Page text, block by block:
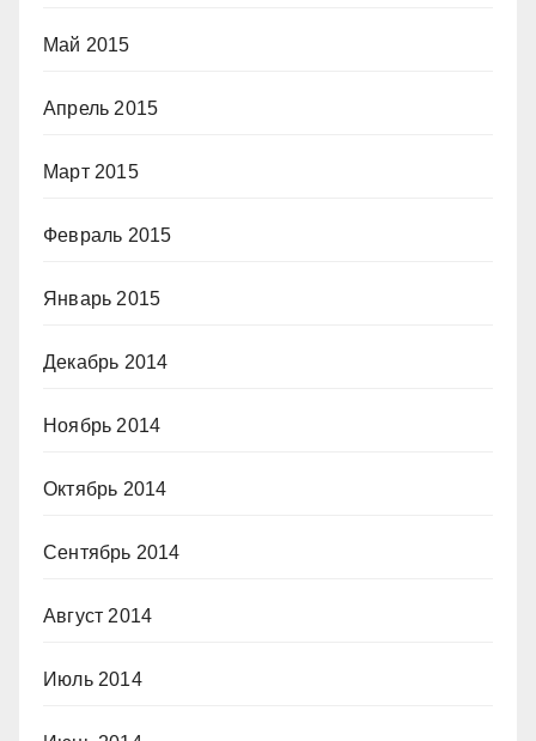
Май 2015
Апрель 2015
Март 2015
Февраль 2015
Январь 2015
Декабрь 2014
Ноябрь 2014
Октябрь 2014
Сентябрь 2014
Август 2014
Июль 2014